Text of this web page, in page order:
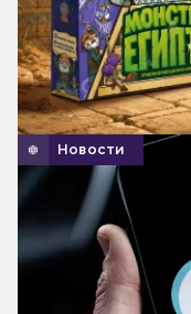
Новости